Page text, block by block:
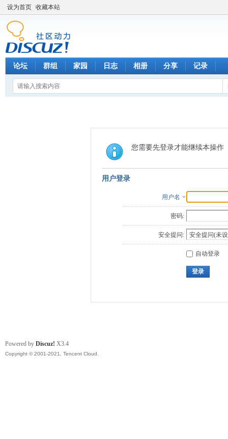
设为首页 收藏本站
论坛 群组 家园 日志 相册 分享 记录
您需要先登录才能继续本操作
用户登录
用户名
密码:
安全提问:
自动登录
登录
Powered by Discuz! X3.4
Copyright © 2001-2021, Tencent Cloud.